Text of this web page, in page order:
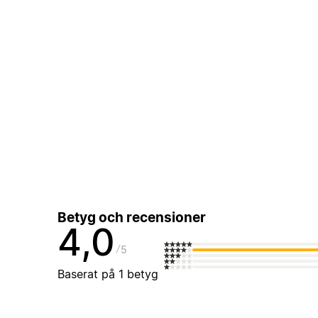
Betyg och recensioner
4,0 5
Baserat på 1 betyg